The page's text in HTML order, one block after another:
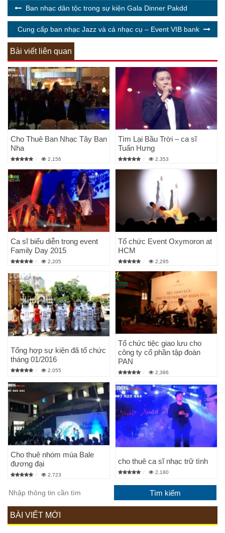
Ban nhạc dân tộc trong sự kiện Gala Dinner Pakdd
Cung cấp ban nhạc Jazz và cá nhạc cụ – Event VIB bank
Bài viết liên quan
Cho Thuê Ban Nhạc Tây Ban
Nha
2,156
Tìm Lại Bầu Trời – ca sĩ
Tuấn Hưng
2,353
Ca sĩ biểu diễn trong event
Family Day 2015
2,205
Tổ chức Event Oxymoron at
HCM
2,295
Tổng hợp sự kiện đã tổ chức
tháng 01/2016
2,055
Tổ chức tiệc giao lưu cho
công ty cổ phần tập đoàn
PAN
2,386
Cho thuê nhóm múa Bale
đương đại
2,723
cho thuê ca sĩ nhạc trữ tình
2,180
BÀI VIẾT MỚI